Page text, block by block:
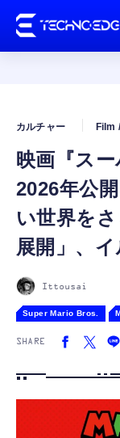
映画『ス
2026年公
い世界を
展開」、
カルチャー Film
Ittousai
Super Mario Bros.
SHARE